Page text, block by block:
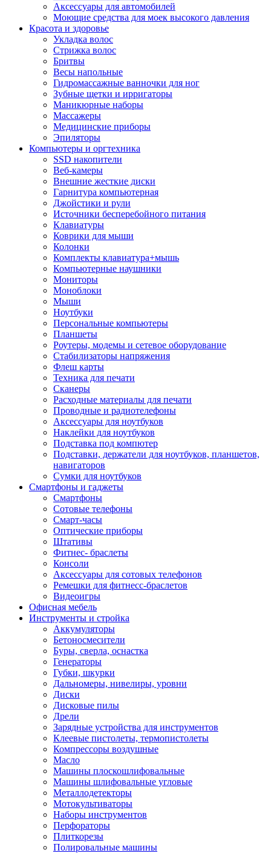
Аксессуары для автомобилей
Моющие средства для моек высокого давления
Красота и здоровье
Укладка волос
Стрижка волос
Бритвы
Весы напольные
Гидромассажные ванночки для ног
Зубные щетки и ирригаторы
Маникюрные наборы
Массажеры
Медицинские приборы
Эпиляторы
Компьютеры и оргтехника
SSD накопители
Веб-камеры
Внешние жесткие диски
Гарнитура компьютерная
Джойстики и рули
Источники бесперебойного питания
Клавиатуры
Коврики для мыши
Колонки
Комплекты клавиатура+мышь
Компьютерные наушники
Мониторы
Моноблоки
Мыши
Ноутбуки
Персональные компьютеры
Планшеты
Роутеры, модемы и сетевое оборудование
Стабилизаторы напряжения
Флеш карты
Техника для печати
Сканеры
Расходные материалы для печати
Проводные и радиотелефоны
Аксессуары для ноутбуков
Наклейки для ноутбуков
Подставка под компютер
Подставки, держатели для ноутбуков, планшетов,
навигаторов
Сумки для ноутбуков
Смартфоны и гаджеты
Смартфоны
Сотовые телефоны
Смарт-часы
Оптические приборы
Штативы
Фитнес- браслеты
Консоли
Аксессуары для сотовых телефонов
Ремешки для фитнесс-браслетов
Видеоигры
Офисная мебель
Инструменты и стройка
Аккумуляторы
Бетоносмесители
Буры, сверла, оснастка
Генераторы
Губки, шкурки
Дальномеры, нивелиры, уровни
Диски
Дисковые пилы
Дрели
Зарядные устройства для инструментов
Клеевые пистолеты, термопистолеты
Компрессоры воздушные
Масло
Машины плоскошлифовальные
Машины шлифовальные угловые
Металлодетекторы
Мотокультиваторы
Наборы инструментов
Перфораторы
Плиткорезы
Полировальные машины